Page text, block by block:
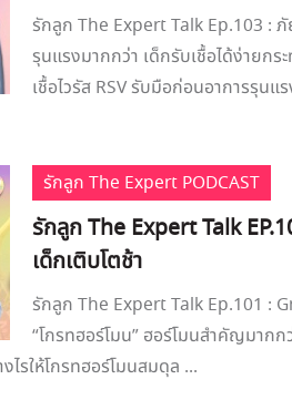
รักลูก The Expert Talk Ep.103 : ภั
รุนแรงมากกว่า เด็กรับเชื้อได้ง่ายกร
เชื้อไวรัส RSV รับมือก่อนอาการรุน
รักลูก The Expert PODCAST
รักลูก The Expert Talk
เด็กเติบโตช้า
รักลูก The Expert Talk Ep.101 :
“โกรทฮอร์โมน” ฮอร์โมนสำคัญมากก
ไรให้โกรทฮอร์โมนสมดุล ...